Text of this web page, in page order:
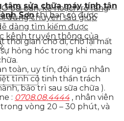
bài bản, kế hoạch rõ ràng
dung chuyên sâu giúp
dàng tìm kiếm được
kênh truyền thông của
tâm sửa chữa máy tính tận
Sơnthì bạn có được
thời gian chở đi, chở lại mất
hỏng hóc trong khi mang
toàn, uy tín, đội ngũ nhân
tình có tinh thần trách
bảo trì sau sữa chữa ).
: 0708.08.4444, nhân viên
vòng 20 – 30 phút, và